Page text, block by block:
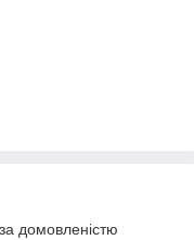
домовленістю